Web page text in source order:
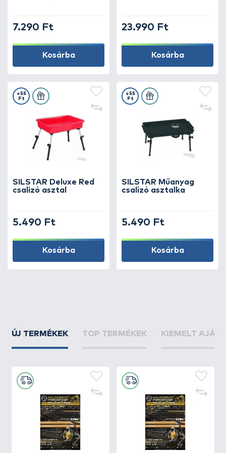
7.290 Ft
Kosárba
23.990 Ft
Kosárba
SILSTAR Deluxe Red
csalizó asztal
+55
Ft
5.490 Ft
Kosárba
SILSTAR Műanyag
csalizó asztalka
+55
Ft
5.490 Ft
Kosárba
ÚJ TERMÉKEK TOP TERMÉKEK KIEMELT